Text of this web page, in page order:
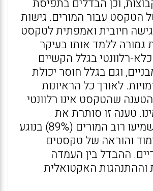
וכן הבדלים בתפיסת
הטקסט עבור המורים. גישות
חיובית ואמפתית לטקסט
גמורה ללמד אותו בעיקר
רלוונטי בגלל הקשיים
וגם בגלל חוסר יכולת
לאורך כל הראיונות
שהטקסט אינו רלוונטי
טענה זו סותרת את
ההצהרה שהשמיעו רוב המורים (89%) בנוגע
והוראה של טקסטים
ההבדל בין העמדה
וההתנהגות האקטואלית